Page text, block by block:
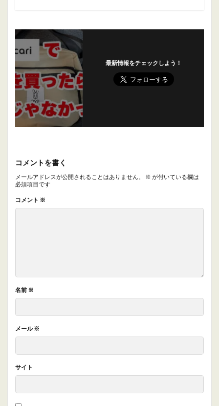
最新情報をチェックしよう！
コメントを書く
メールアドレスが公開されることはありません。 ※ が付いている欄は
必須項目です
コメント ※
名前 ※
メール※
サイト